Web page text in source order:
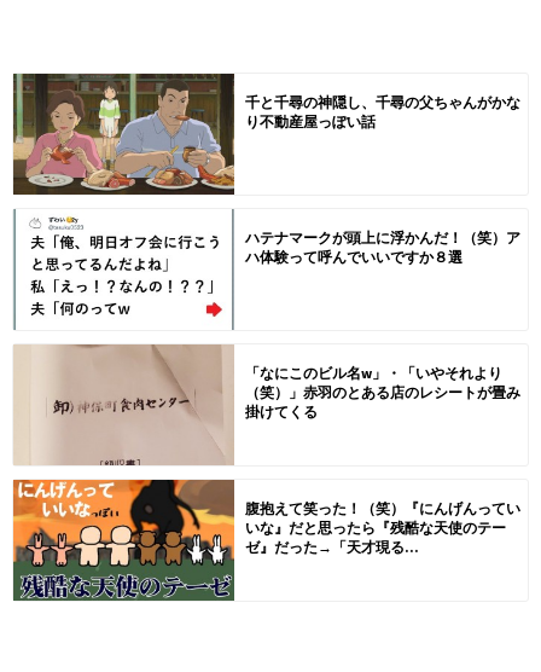
千と千尋の神隠し、千尋の父ちゃんがかな
り不動産屋っぽい話
ハテナマークが頭上に浮かんだ！（笑）ア
ハ体験って呼んでいいですか８選
「なにこのビル名w」・「いやそれより
（笑）」赤羽のとある店のレシートが畳み
掛けてくる
腹抱えて笑った！（笑）『にんげんってい
いな』だと思ったら『残酷な天使のテー
ゼ』だった→「天才現る...